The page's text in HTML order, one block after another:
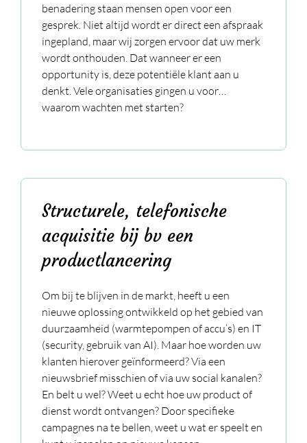
benadering staan mensen open voor een
gesprek. Niet altijd wordt er direct een afspraak
ingepland, maar wij zorgen ervoor dat uw merk
wordt onthouden. Dat wanneer er een
opportunity is, deze potentiële klant aan u
denkt. Vele organisaties gingen u voor…
waarom wachten met starten?
Structurele, telefonische
acquisitie bij bv een
productlancering
Om bij te blijven in de markt, heeft u een
nieuwe oplossing ontwikkeld op het gebied van
duurzaamheid (warmtepompen of accu’s) en IT
(security, gebruik van AI). Maar hoe worden uw
klanten hierover geïnformeerd? Via een
nieuwsbrief misschien of via uw social kanalen?
En belt u wel? Weet u echt hoe uw product of
dienst wordt ontvangen? Door specifieke
campagnes na te bellen, weet u wat er speelt en